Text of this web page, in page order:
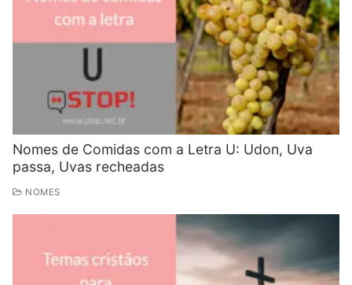
Nomes de Comidas com a Letra U: Udon, Uva
passa, Uvas recheadas
NOMES